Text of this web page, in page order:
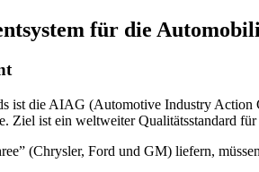
für die
ist die AIAG (Automotive Industry
ist ein weltweiter Qualitätsstandard für
(Chrysler, Ford und GM) liefern,